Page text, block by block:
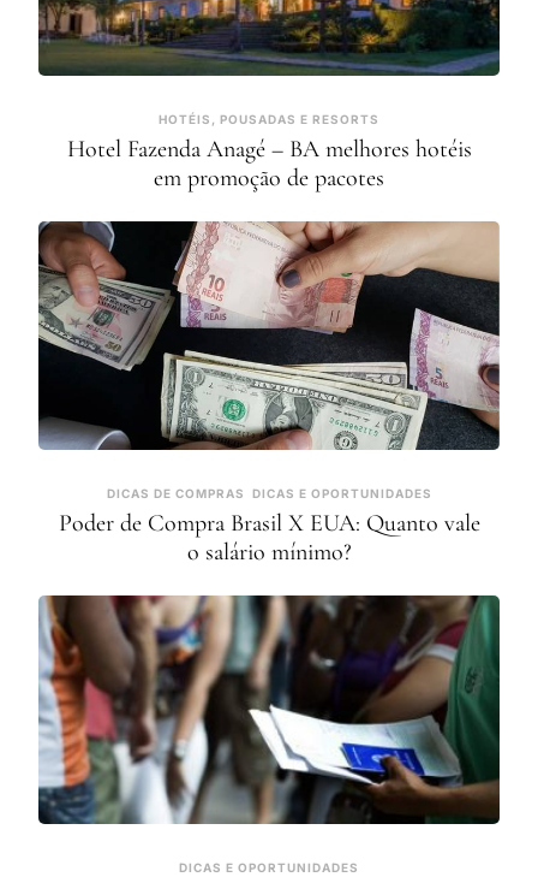
HOTÉIS, POUSADAS E RESORTS
Hotel Fazenda Anagé – BA melhores hotéis
em promoção de pacotes
DICAS DE COMPRAS DICAS E OPORTUNIDADES
Poder de Compra Brasil X EUA: Quanto vale
o salário mínimo?
DICAS E OPORTUNIDADES